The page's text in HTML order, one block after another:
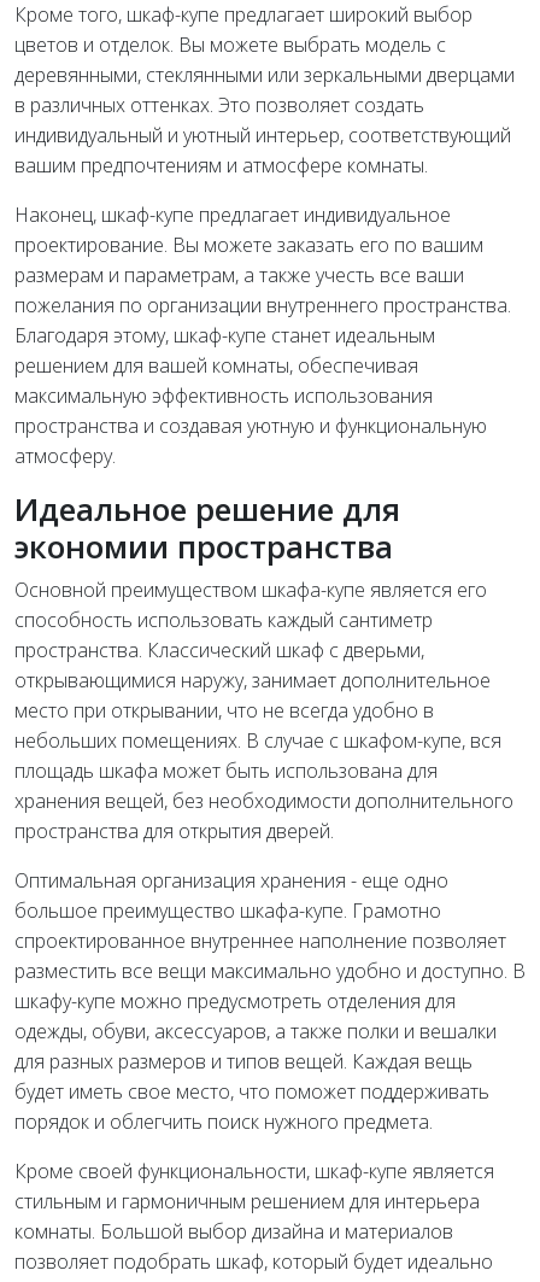
Кроме того, шкаф-купе предлагает широкий выбор
цветов и отделок. Вы можете выбрать модель с
деревянными, стеклянными или зеркальными дверцами
в различных оттенках. Это позволяет создать
индивидуальный и уютный интерьер, соответствующий
вашим предпочтениям и атмосфере комнаты.
Наконец, шкаф-купе предлагает индивидуальное
проектирование. Вы можете заказать его по вашим
размерам и параметрам, а также учесть все ваши
пожелания по организации внутреннего пространства.
Благодаря этому, шкаф-купе станет идеальным
решением для вашей комнаты, обеспечивая
максимальную эффективность использования
пространства и создавая уютную и функциональную
атмосферу.
Идеальное решение для
экономии пространства
Основной преимуществом шкафа-купе является его
способность использовать каждый сантиметр
пространства. Классический шкаф с дверьми,
открывающимися наружу, занимает дополнительное
место при открывании, что не всегда удобно в
небольших помещениях. В случае с шкафом-купе, вся
площадь шкафа может быть использована для
хранения вещей, без необходимости дополнительного
пространства для открытия дверей.
Оптимальная организация хранения - еще одно
большое преимущество шкафа-купе. Грамотно
спроектированное внутреннее наполнение позволяет
разместить все вещи максимально удобно и доступно. В
шкафу-купе можно предусмотреть отделения для
одежды, обуви, аксессуаров, а также полки и вешалки
для разных размеров и типов вещей. Каждая вещь
будет иметь свое место, что поможет поддерживать
порядок и облегчить поиск нужного предмета.
Кроме своей функциональности, шкаф-купе является
стильным и гармоничным решением для интерьера
комнаты. Большой выбор дизайна и материалов
позволяет подобрать шкаф, который будет идеально